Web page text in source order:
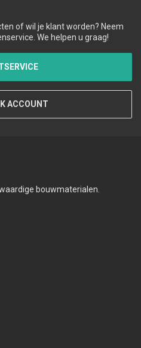
of wil je klant worden? Neem
We helpen u graag!
ACCOUNT
bouwmaterialen.